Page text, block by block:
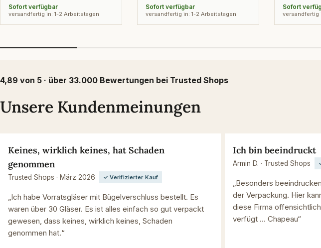
Preis
Sofort verfügbar
versandfertig in: 1-2 Arbeitstagen
Preis
Sofort verfügbar
versandfertig in: 1-2 Arbeitstagen
Preis
Sofort
versandfertig
4,89 von 5 · über 33.000 Bewertungen bei Trusted Shops
Unsere Kundenmeinungen
Keines, wirklich keines, hat Schaden
genommen
Trusted Shops · März 2026 ✓ Verifizierter Kauf
„Ich habe Vorratsgläser mit Bügelverschluss bestellt. Es
waren über 30 Gläser. Es ist alles einfach so gut verpackt
gewesen, dass keines, wirklich keines, Schaden
genommen hat.“
Ich bin beeindruckt
Armin D. · Trusted Shops
„Besonders
der Verpackung. Hier
diese Firma
verfügt … Chapeau“